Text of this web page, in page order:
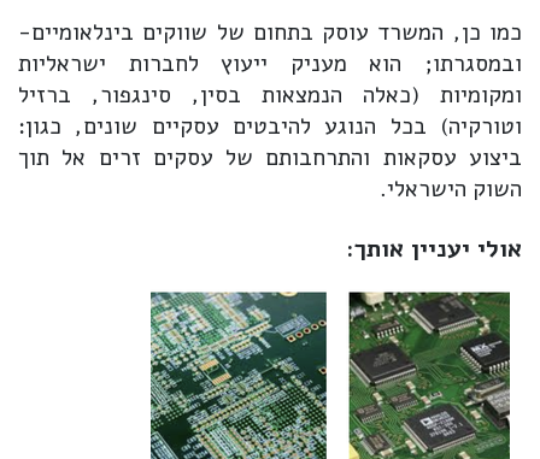
כמו כן, המשרד עוסק בתחום של שווקים בינלאומיים-
ובמסגרתו; הוא מעניק ייעוץ לחברות ישראליות
ומקומיות (כאלה הנמצאות בסין, סינגפור, ברזיל
וטורקיה) בכל הנוגע להיבטים עסקיים שונים, כגון:
ביצוע עסקאות והתרחבותם של עסקים זרים אל תוך
השוק הישראלי.
אולי יעניין אותך: